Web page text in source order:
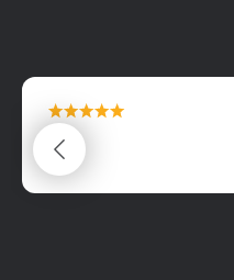
maximální spokojenost
22.06.2025